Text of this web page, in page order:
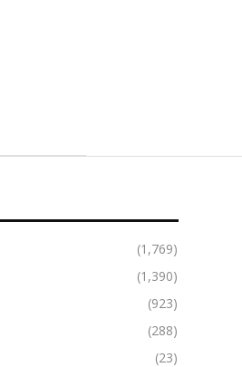
(1,769)
(1,390)
(923)
(288)
(23)